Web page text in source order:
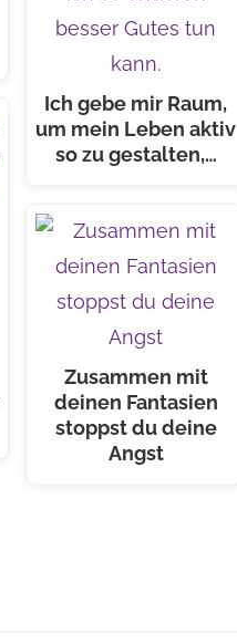
Ich gebe mir Raum,
um mein Leben aktiv
so zu gestalten,…
Zusammen mit
deinen Fantasien
stoppst du deine
Angst